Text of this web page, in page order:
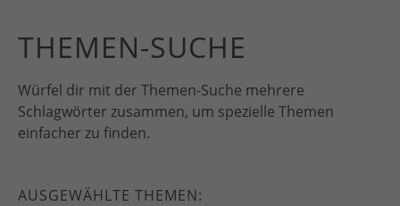
THEMEN-SUCHE
Würfel dir mit der Themen-Suche mehrere
Schlagwörter zusammen, um spezielle Themen
einfacher zu finden.
AUSGEWÄHLTE THEMEN: